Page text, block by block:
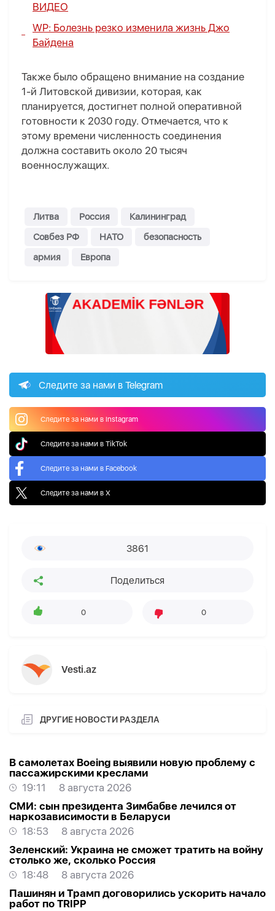
ВИДЕО
WP: Болезнь резко изменила жизнь Джо
Байдена
Также было обращено внимание на создание
1-й Литовской дивизии, которая, как
планируется, достигнет полной оперативной
готовности к 2030 году. Отмечается, что к
этому времени численность соединения
должна составить около 20 тысяч
военнослужащих.
Литва Россия
Калининград
Совбез РФ
НАТО
безопасность
армия
Европа
Следите за нами в Telegram
Следите за нами в Instagram
Следите за нами в TikTok
Следите за нами в Facebook
Следите за нами в X
3861
Поделиться
0 0
Vesti.az
ДРУГИЕ НОВОСТИ РАЗДЕЛА
В самолетах Boeing выявили новую проблему с
пассажирскими креслами
19:11
8 августа 2026
СМИ: сын президента Зимбабве лечился от
наркозависимости в Беларуси
18:53
8 августа 2026
Зеленский: Украина не сможет тратить на войну
столько же, сколько Россия
18:48
8 августа 2026
Пашинян и Трамп договорились ускорить начало
работ по TRIPP